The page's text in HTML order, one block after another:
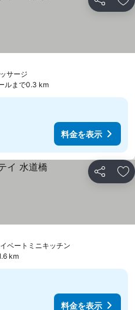
シェア お
サージ
ルまで0.3 km
料金を表示
シェア お
ベートミニキッチン
km
料金を表示